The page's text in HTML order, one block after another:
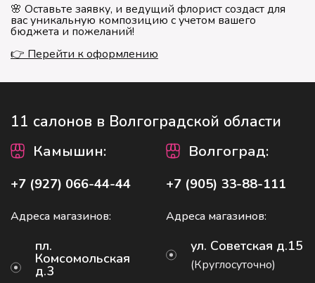
🌸 Оставьте заявку, и ведущий флорист создаст для
вас уникальную композицию с учетом вашего
бюджета и пожеланий!
👉 Перейти к оформлению
11 салонов в Волгоградской области
Камышин:
+7 (927) 066-44-44
Адреса магазинов:
пл.
Комсомольская
д.3
Волгоград:
+7 (905) 33-88-111
Адреса магазинов:
ул. Советская д.15
(Круглосуточно)